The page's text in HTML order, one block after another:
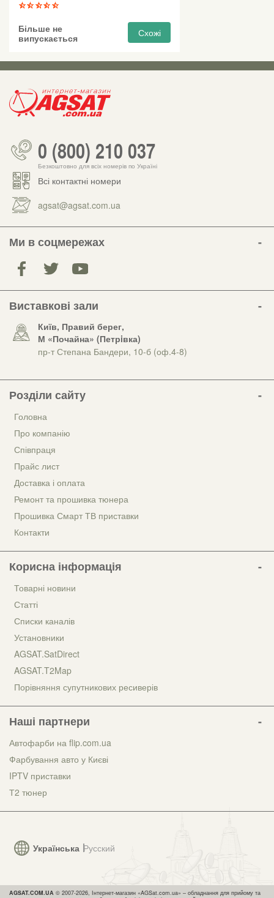
Більше не
випускається
Схожі
0 (800) 210 037
Безкоштовно для всіх номерів по Україні
Всі контактні номери
agsat@agsat.com.ua
Ми в соцмережах
Виставкові зали
Київ, Правий берег,
М «Почайна» (Петрiвка)
пр-т Степана Бандери, 10-б (оф.4-8)
Українська Русский
Розділи сайту
Головна
Про компанію
Співпраця
Прайс лист
Доставка і оплата
Ремонт та прошивка тюнера
Прошивка Смарт ТВ приставки
Контакти
Корисна інформація
Товарні новини
Статті
Списки каналів
Установники
AGSAT.SatDirect
AGSAT.T2Map
Порівняння супутникових ресиверів
Наші партнери
Автофарби на flip.com.ua
Фарбування авто у Києві
IPTV приставки
Т2 тюнер
AGSAT.COM.UA © 2007-2026, Інтернет-магазин «AGSat.com.ua» – обладнання для прийому та